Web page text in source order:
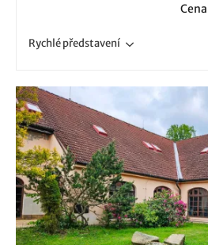
Rychlépředstavení